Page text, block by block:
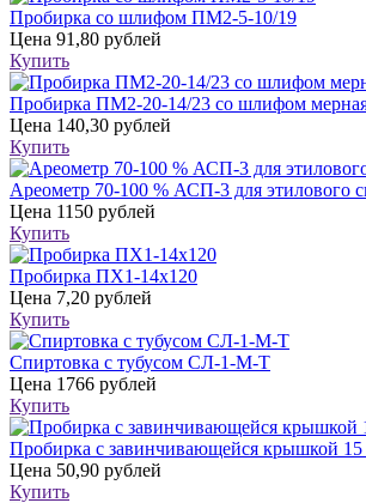
Пробирка со шлифом ПМ2-5-10/19
Цена 91,80 рублей
Купить
Пробирка ПМ2-20-14/23 со шлифом
Цена 140,30 рублей
Купить
Ареометр 70-100 % АСП-3 для этилового
Цена 1150 рублей
Купить
Пробирка ПХ1-14х120
Цена 7,20 рублей
Купить
Спиртовка с тубусом СЛ-1-М-Т
Цена 1766 рублей
Купить
Пробирка с завинчивающейся крышкой
Цена 50,90 рублей
Купить